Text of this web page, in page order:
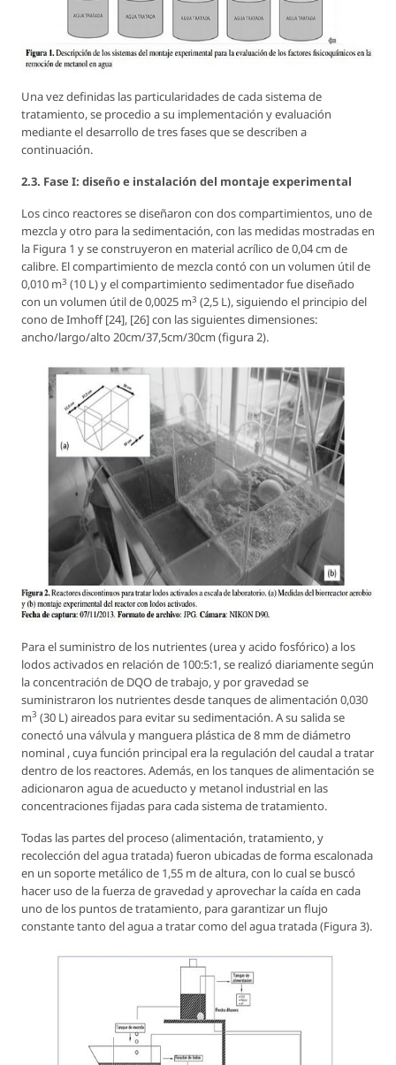
Una vez definidas las particularidades de cada sistema de
tratamiento, se procedio a su implementación y evaluación
mediante el desarrollo de tres fases que se describen a
continuación.
2.3. Fase I: diseño e instalación del montaje experimental
Los cinco reactores se diseñaron con dos compartimientos, uno de
mezcla y otro para la sedimentación, con las medidas mostradas en
la Figura 1 y se construyeron en material acrílico de 0,04 cm de
calibre. El compartimiento de mezcla contó con un volumen útil de
0,010 m3 (10 L) y el compartimiento sedimentador fue diseñado
con un volumen útil de 0,0025 m3 (2,5 L), siguiendo el principio del
cono de Imhoff [24], [26] con las siguientes dimensiones:
ancho/largo/alto 20cm/37,5cm/30cm (figura 2).
Para el suministro de los nutrientes (urea y acido fosfórico) a los
lodos activados en relación de 100:5:1, se realizó diariamente según
la concentración de DQO de trabajo, y por gravedad se
suministraron los nutrientes desde tanques de alimentación 0,030
m3 (30 L) aireados para evitar su sedimentación. A su salida se
conectó una válvula y manguera plástica de 8 mm de diámetro
nominal , cuya función principal era la regulación del caudal a tratar
dentro de los reactores. Además, en los tanques de alimentación se
adicionaron agua de acueducto y metanol industrial en las
concentraciones fijadas para cada sistema de tratamiento.
Todas las partes del proceso (alimentación, tratamiento, y
recolección del agua tratada) fueron ubicadas de forma escalonada
en un soporte metálico de 1,55 m de altura, con lo cual se buscó
hacer uso de la fuerza de gravedad y aprovechar la caída en cada
uno de los puntos de tratamiento, para garantizar un flujo
constante tanto del agua a tratar como del agua tratada (Figura 3).